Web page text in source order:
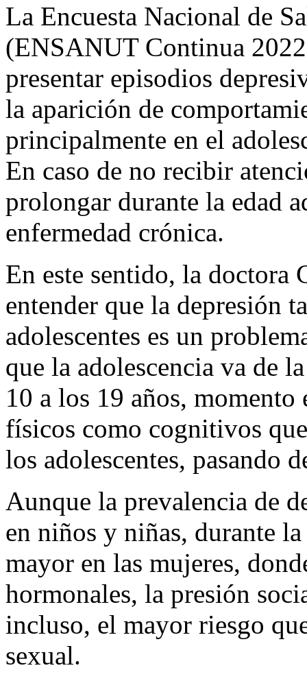
La Encuesta Nacional de
(ENSANUT Continua
presentar episodios
la aparición de
principalmente en el
En caso de no recibir
prolongar durante la edad
enfermedad crónica.
En este sentido, la doctora
entender que la depresión
adolescentes es un
que la adolescencia va de
10 a los 19 años,
físicos como cognitivos
los adolescentes, pasando
Aunque la prevalencia de
en niños y niñas, durante
mayor en las mujeres,
hormonales, la presión
incluso, el mayor riesgo
sexual.